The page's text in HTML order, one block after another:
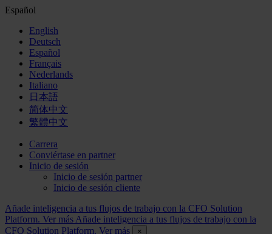
Español
English
Deutsch
Español
Français
Nederlands
Italiano
日本語
简体中文
繁體中文
Carrera
Conviértase en partner
Inicio de sesión
Inicio de sesión partner
Inicio de sesión cliente
Añade inteligencia a tus flujos de trabajo con la CFO Solution
Platform. Ver más Añade inteligencia a tus flujos de trabajo con la
CFO Solution Platform. Ver más
×